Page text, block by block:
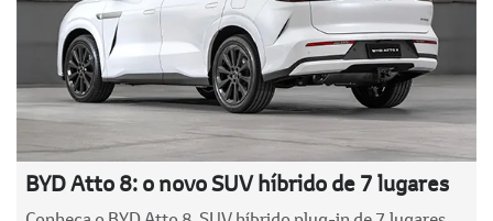
BYD Atto 8: o novo SUV híbrido de 7 lugares